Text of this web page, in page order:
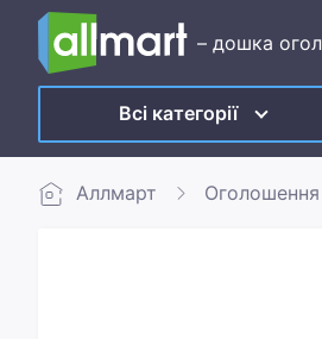
– дошка
Всі категорії
Аллмарт Оголошення